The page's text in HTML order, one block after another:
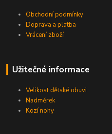
Obchodní podmínky
Doprava a platba
Vrácení zboží
Užitečné informace
Velikost dětské obuvi
Nadměrek
Kozí nohy